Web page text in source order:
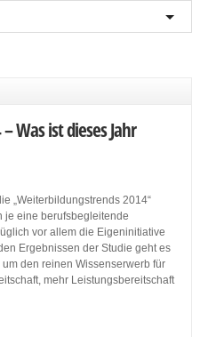
Was ist dieses Jahr
„Weiterbildungstrends 2014“
je eine berufsbegleitende
vor allem die Eigeninitiative
Ergebnissen der Studie geht es
den reinen Wissenserwerb für
mehr Leistungsbereitschaft